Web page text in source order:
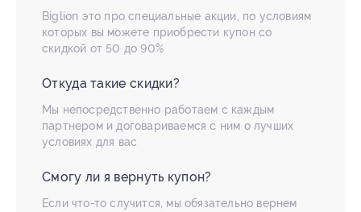
Biglion это про специальные акции, по условиям
которых вы можете приобрести купон со
скидкой от 50 до 90%
Откуда такие скидки?
Мы непосредственно работаем с каждым
партнером и договариваемся с ним о лучших
условиях для вас
Смогу ли я вернуть купон?
Если что-то случится, мы обязательно вернем